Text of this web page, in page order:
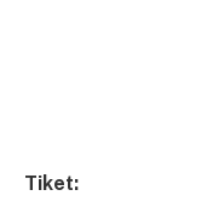
Tiket: